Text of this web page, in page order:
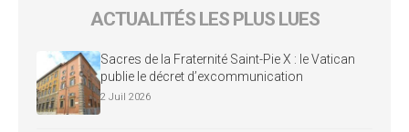
ACTUALITÉS LES PLUS LUES
Sacres de la Fraternité Saint-Pie X : le Vatican
publie le décret d’excommunication
2 Juil 2026